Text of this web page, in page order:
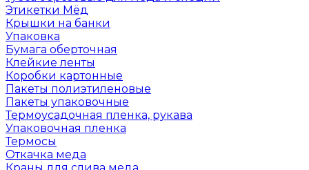
Этикетки Мёд
Крышки на банки
Упаковка
Бумага оберточная
Клейкие ленты
Коробки картонные
Пакеты полиэтиленовые
Пакеты упаковочные
Термоусадочная пленка, рукава
Упаковочная пленка
Термосы
Откачка меда